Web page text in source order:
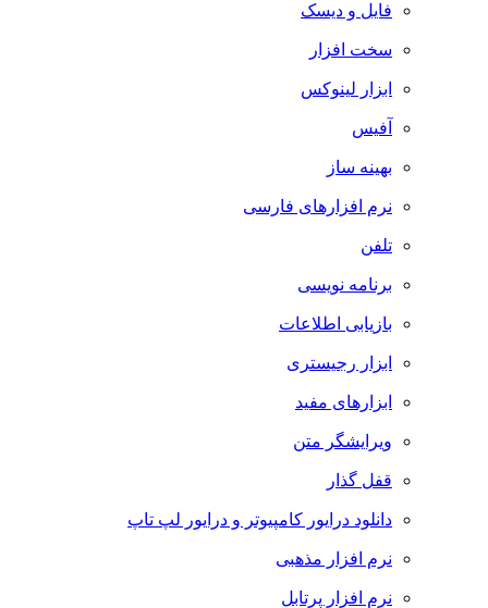
فایل و دیسک
سخت افزار
ابزار لینوکس
آفیس
بهینه ساز
نرم افزارهای فارسی
تلفن
برنامه نویسی
بازیابی اطلاعات
ابزار رجیستری
ابزارهای مفید
ویرایشگر متن
قفل گذار
دانلود درایور کامپیوتر و درایور لپ تاپ
نرم افزار مذهبی
نرم افزار پرتابل